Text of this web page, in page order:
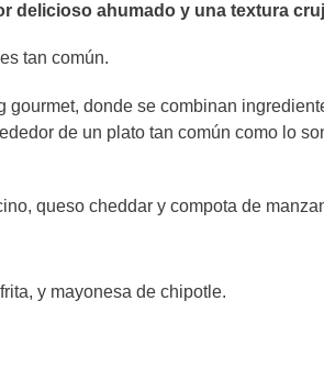
delicioso ahumado y una textura
tan común.
gourmet, donde se combinan
de un plato tan común como lo
queso cheddar y compota de
y mayonesa de chipotle.